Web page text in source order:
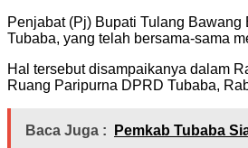
Penjabat (Pj) Bupati Tulang
Tubaba, yang telah bersama-sama
Hal tersebut disampaikanya dalam
Ruang Paripurna DPRD Tubaba,
Baca Juga : Pemkab Tubaba